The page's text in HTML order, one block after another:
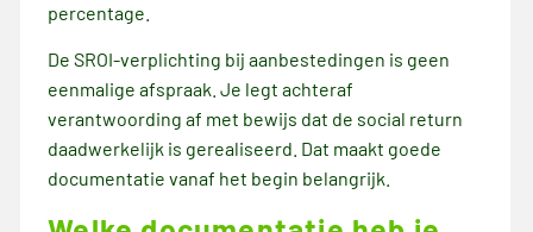
percentage.
De SROI-verplichting bij aanbestedingen is geen
eenmalige afspraak. Je legt achteraf
verantwoording af met bewijs dat de social return
daadwerkelijk is gerealiseerd. Dat maakt goede
documentatie vanaf het begin belangrijk.